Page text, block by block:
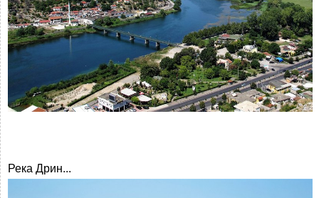
Река Дрин...